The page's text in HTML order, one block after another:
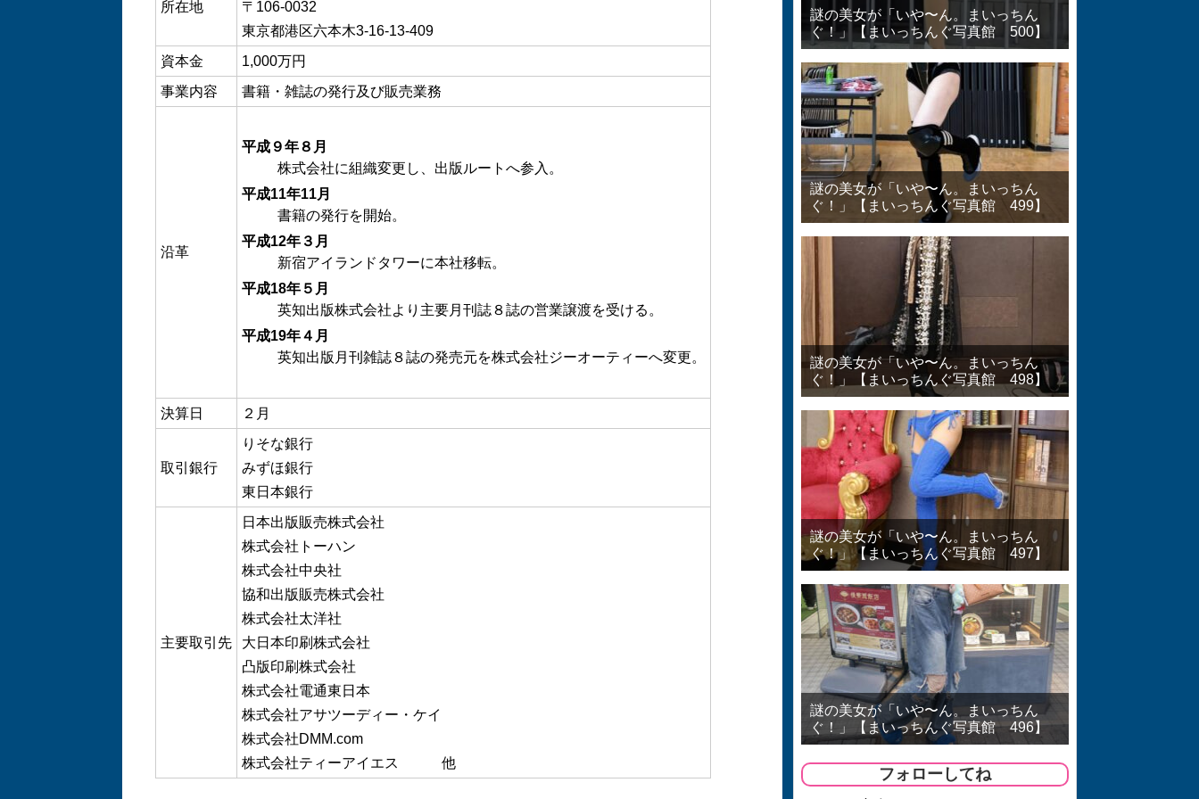
所在地
〒106-0032
東京都港区六本木3-16-13-409
資本金
1,000万円
事業内容
書籍・雑誌の発行及び販売業務
沿革
平成９年８月
株式会社に組織変更し、出版ルートへ参入。
平成11年11月
書籍の発行を開始。
平成12年３月
新宿アイランドタワーに本社移転。
平成18年５月
英知出版株式会社より主要月刊誌８誌の営業譲渡を受ける。
平成19年４月
英知出版月刊雑誌８誌の発売元を株式会社ジーオーティーへ変更。
決算日 ２月
取引銀行
りそな銀行
みずほ銀行
東日本銀行
主要取引先
日本出版販売株式会社
株式会社トーハン
株式会社中央社
協和出版販売株式会社
株式会社太洋社
大日本印刷株式会社
凸版印刷株式会社
株式会社電通東日本
株式会社アサツーディー・ケイ
株式会社DMM.com
株式会社ティーアイエス 他
謎の美女が「いや〜ん。まいっちん
ぐ！」【まいっちんぐ写真館 500】
謎の美女が「いや〜ん。まいっちん
ぐ！」【まいっちんぐ写真館 499】
謎の美女が「いや〜ん。まいっちん
ぐ！」【まいっちんぐ写真館 498】
謎の美女が「いや〜ん。まいっちん
ぐ！」【まいっちんぐ写真館 497】
謎の美女が「いや〜ん。まいっちん
ぐ！」【まいっちんぐ写真館 496】
フォローしてね